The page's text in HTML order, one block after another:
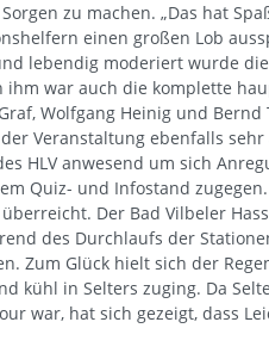
zu machen. „Das hat
einen großen Lob
lebendig moderiert wurde
ihm war auch die komplette
Graf, Wolfgang Heinig und
Veranstaltung ebenfalls sehr
HLV anwesend um sich
Quiz- und Infostand
Der Bad Vilbeler
des Durchlaufs der
Zum Glück hielt sich der
kühl in Selters zuging. Da
war, hat sich gezeigt, dass